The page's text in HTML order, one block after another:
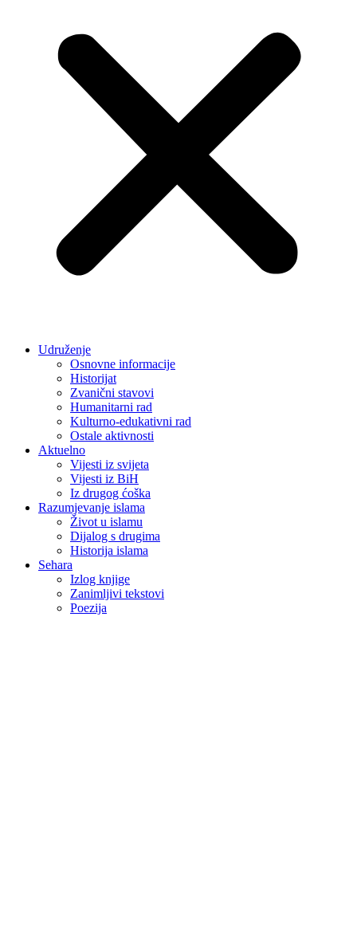
Udruženje
Osnovne informacije
Historijat
Zvanični stavovi
Humanitarni rad
Kulturno-edukativni rad
Ostale aktivnosti
Aktuelno
Vijesti iz svijeta
Vijesti iz BiH
Iz drugog ćoška
Razumjevanje islama
Život u islamu
Dijalog s drugima
Historija islama
Sehara
Izlog knjige
Zanimljivi tekstovi
Poezija